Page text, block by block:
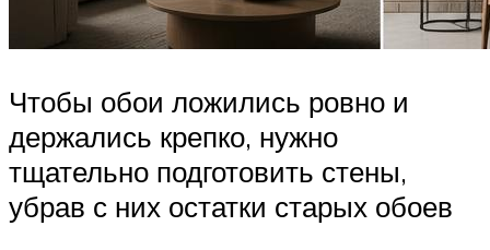
Чтобы обои ложились ровно и
держались крепко, нужно
тщательно подготовить стены,
убрав с них остатки старых обоев